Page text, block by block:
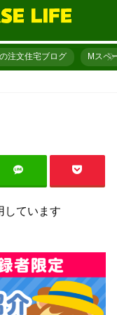
注文住宅ブログ Mスペ
しています